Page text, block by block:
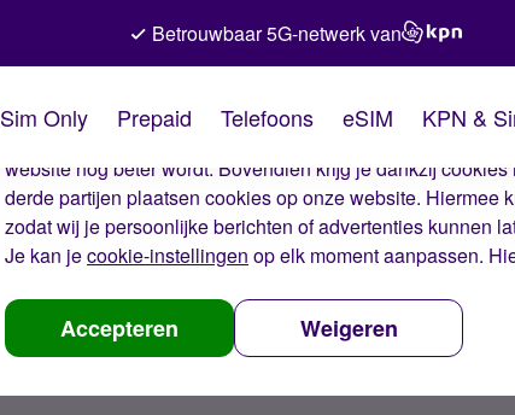
De cookies van Simyo
Wij gebruiken cookies op onze website. Met deze cookies
website nog beter wordt. Bovendien krijg je dankzij
derde partijen plaatsen cookies op onze website. Hiermee
zodat wij je persoonlijke berichten of advertenties kunnen
Je kan jecookie-instellingen op elk moment aanpassen.
Accepteren Weigeren
Betrouwbaar 5G-netwerk van
Sim Only Prepaid Telefoons eSIM KPN &